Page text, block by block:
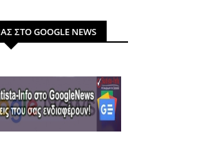
ΣΤΟ GOOGLE NEWS